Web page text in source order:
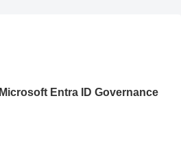
Microsoft Entra ID Governance